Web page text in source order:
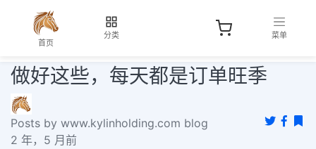
首页
分类 菜单
做好这些，每天都是订单旺季
Posts by www.kylinholding.com blog
2 年，5 月前